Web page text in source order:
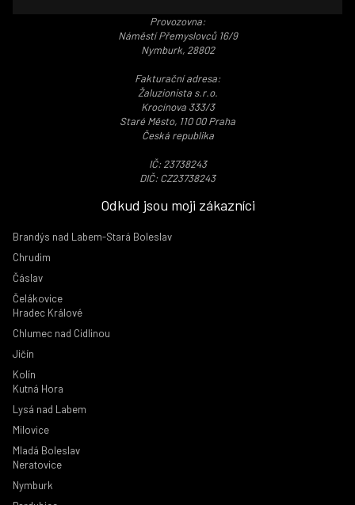
Provozovna:
Náměstí Přemyslovců 16/9
Nymburk, 28802
Fakturační adresa:
Žaluzionista s.r.o.
Krocínova 333/3
Staré Město, 110 00 Praha
Česká republika
IČ: 23738243
DIČ: CZ23738243
Odkud jsou moji zákazníci
Brandýs nad Labem-Stará Boleslav
Chrudim
Čáslav
Čelákovice
Hradec Králové
Chlumec nad Cidlinou
Jičín
Kolín
Kutná Hora
Lysá nad Labem
Milovice
Mladá Boleslav
Neratovice
Nymburk